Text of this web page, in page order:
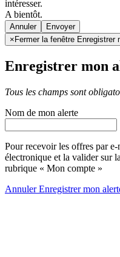
intéresser.
A bientôt.
Annuler
× Fermer la fenêtre Enregistrer
Enregistrer mon
Tous les champs sont
Nom de mon alerte
Pour recevoir les offres par
électronique et la valider sur
rubrique « Mon compte »
AnnulerEnregistrer mon